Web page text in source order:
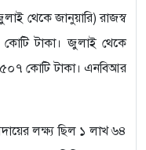
থেকে জানুয়ারি) রাজস্ব
টাকা। জুলাই থেকে
৫০৭ কোটি টাকা। এনবিআর
লক্ষ্য ছিল ১ লাখ ৬৪